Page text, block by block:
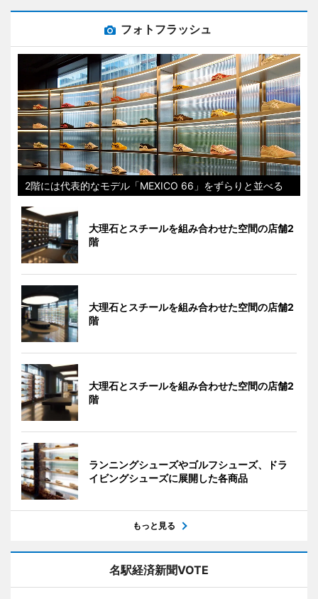
フォトフラッシュ
2階には代表的なモデル「MEXICO 66」をずらりと並べる
大理石とスチールを組み合わせた空間の店舗2
階
大理石とスチールを組み合わせた空間の店舗2
階
大理石とスチールを組み合わせた空間の店舗2
階
ランニングシューズやゴルフシューズ、ドラ
イビングシューズに展開した各商品
もっと見る
名駅経済新聞VOTE